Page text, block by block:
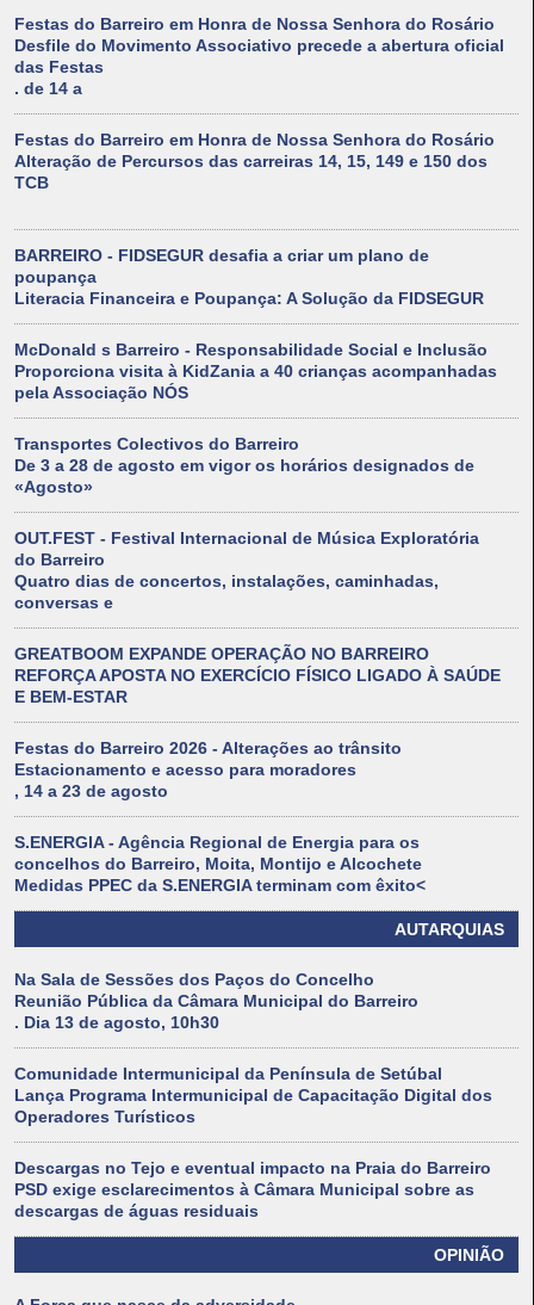
Festas do Barreiro em Honra de Nossa Senhora do Rosário
Desfile do Movimento Associativo precede a abertura oficial
das Festas
. de 14 a
Festas do Barreiro em Honra de Nossa Senhora do Rosário
Alteração de Percursos das carreiras 14, 15, 149 e 150 dos
TCB
BARREIRO - FIDSEGUR desafia a criar um plano de
poupança
Literacia Financeira e Poupança: A Solução da FIDSEGUR
McDonald s Barreiro - Responsabilidade Social e Inclusão
Proporciona visita à KidZania a 40 crianças acompanhadas
pela Associação NÓS
Transportes Colectivos do Barreiro
De 3 a 28 de agosto em vigor os horários designados de
«Agosto»
OUT.FEST - Festival Internacional de Música Exploratória
do Barreiro
Quatro dias de concertos, instalações, caminhadas,
conversas e
GREATBOOM EXPANDE OPERAÇÃO NO BARREIRO
REFORÇA APOSTA NO EXERCÍCIO FÍSICO LIGADO À SAÚDE
E BEM-ESTAR
Festas do Barreiro 2026 - Alterações ao trânsito
Estacionamento e acesso para moradores
, 14 a 23 de agosto
S.ENERGIA - Agência Regional de Energia para os
concelhos do Barreiro, Moita, Montijo e Alcochete
Medidas PPEC da S.ENERGIA terminam com êxito<
AUTARQUIAS
Na Sala de Sessões dos Paços do Concelho
Reunião Pública da Câmara Municipal do Barreiro
. Dia 13 de agosto, 10h30
Comunidade Intermunicipal da Península de Setúbal
Lança Programa Intermunicipal de Capacitação Digital dos
Operadores Turísticos
Descargas no Tejo e eventual impacto na Praia do Barreiro
PSD exige esclarecimentos à Câmara Municipal sobre as
descargas de águas residuais
OPINIÃO